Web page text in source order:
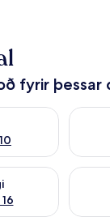
fyrir þessar
ágú. 9 - ágú. 10
helgi ágú. 14 -